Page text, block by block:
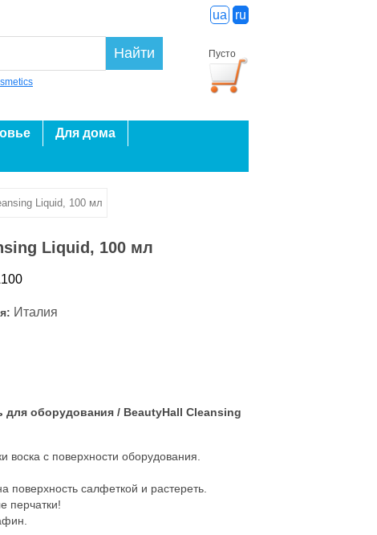
ua ru
Пусто
Найти
Для дома
Liquid, 100 мл
Liquid, 100 мл
Италия
оборудования / BeautyHall Cleansing
воска с поверхности оборудования.
поверхность салфеткой и растереть.
перчатки!